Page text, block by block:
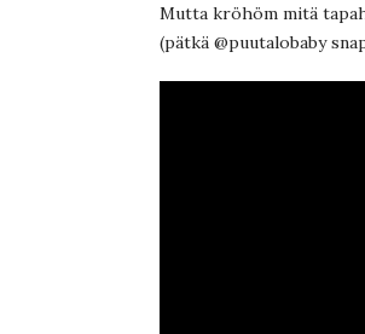
Mutta kröhöm mitä
(pätkä @puutalobaby